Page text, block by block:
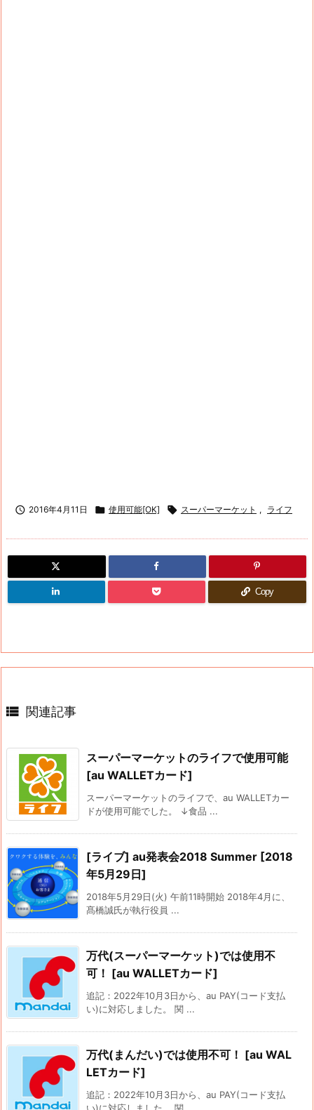
 2016年4月11日  使用可能[OK]  スーパーマーケット , ライフ
Copy
 関連記事
スーパーマーケットのライフで使用可能
[au WALLETカード]
スーパーマーケットのライフで、au WALLETカー
ドが使用可能でした。 ↓食品 ...
[ライブ] au発表会2018 Summer [2018
年5月29日]
2018年5月29日(火) 午前11時開始 2018年4月に、
髙橋誠氏が執行役員 ...
万代(スーパーマーケット)では使用不
可！ [au WALLETカード]
追記：2022年10月3日から、au PAY(コード支払
い)に対応しました。 関 ...
万代(まんだい)では使用不可！ [au WAL
LETカード]
追記：2022年10月3日から、au PAY(コード支払